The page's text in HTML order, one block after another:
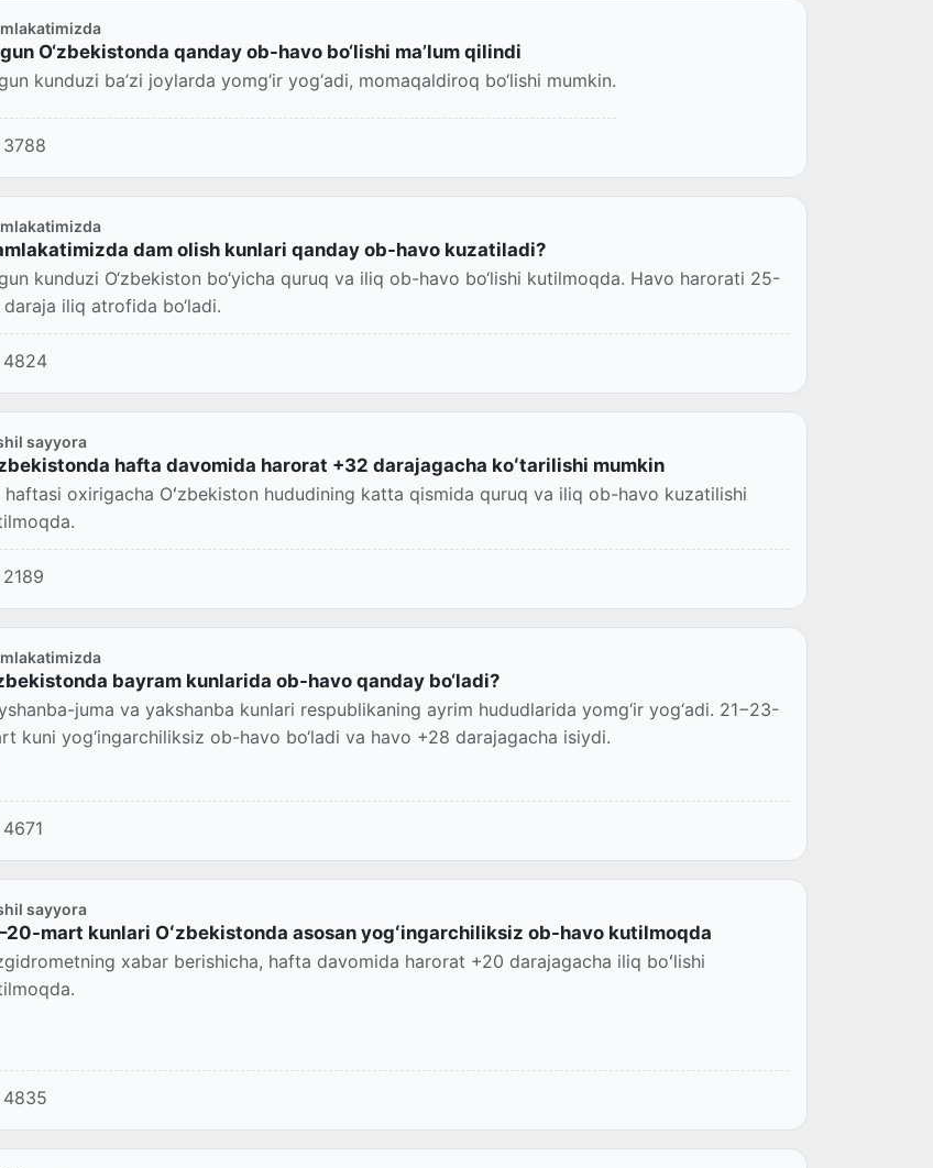
O‘zbekistonda qanday ob-havo bo‘lishi ma’lum qilindi
kunduzi ba’zi joylarda yomg‘ir yog‘adi, momaqaldiroq bo‘lishi mumkin.
3788
dam olish kunlari qanday ob-havo kuzatiladi?
kunduzi O‘zbekiston bo‘yicha quruq va iliq ob-havo bo‘lishi kutilmoqda. Havo harorati 25-
iliq atrofida bo‘ladi.
4824
sayyora
hafta davomida harorat +32 darajagacha koʻtarilishi mumkin
haftasi oxirigacha Oʻzbekiston hududining katta qismida quruq va iliq ob-havo kuzatilishi
2189
bayram kunlarida ob-havo qanday bo‘ladi?
juma va yakshanba kunlari respublikaning ayrim hududlarida yomg‘ir yog‘adi. 21−23-
kuni yog‘ingarchiliksiz ob-havo bo‘ladi va havo +28 darajagacha isiydi.
4671
sayyora
mart kunlari Oʻzbekistonda asosan yogʻingarchiliksiz ob-havo kutilmoqda
xabar berishicha, hafta davomida harorat +20 darajagacha iliq boʻlishi
4835